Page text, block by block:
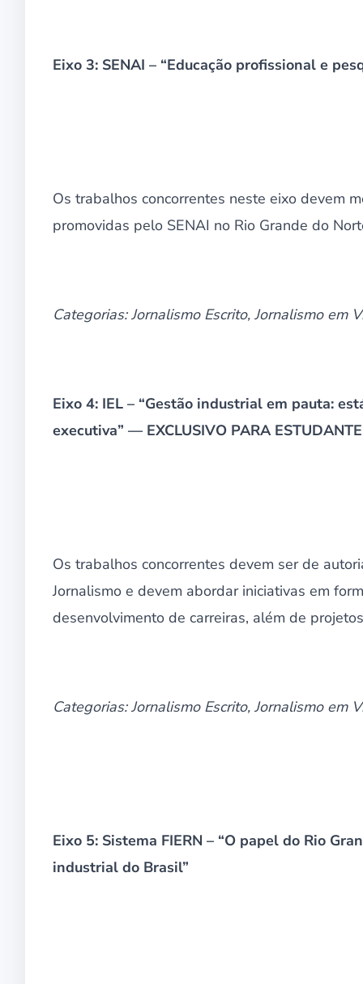
Eixo 3: SENAI – “Educação profissional e
Os trabalhos concorrentes neste eixo devem
promovidas pelo SENAI no Rio Grande do
Categorias: Jornalismo Escrito, Jornalismo em
Eixo 4: IEL – “Gestão industrial em pauta:
executiva” — EXCLUSIVO PARA
Os trabalhos concorrentes devem ser de
Jornalismo e devem abordar iniciativas em
desenvolvimento de carreiras, além de
Categorias: Jornalismo Escrito, Jornalismo em
Eixo 5: Sistema FIERN – “O papel do Rio
industrial do Brasil”